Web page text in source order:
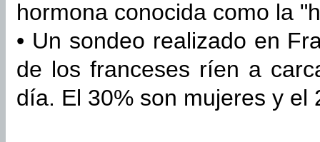
hormona conocida como la
• Un sondeo realizado en
de los franceses ríen a
día. El 30% son mujeres y el